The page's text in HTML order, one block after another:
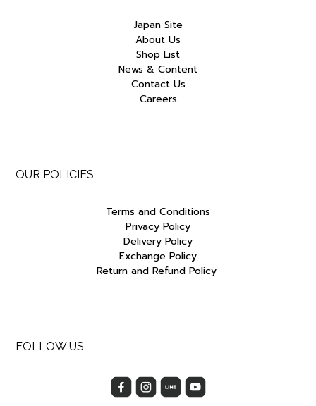
Japan Site
About Us
Shop List
News & Content
Contact Us
Careers
OUR POLICIES
Terms and Conditions
Privacy Policy
Delivery Policy
Exchange Policy
Return and Refund Policy
FOLLOW US